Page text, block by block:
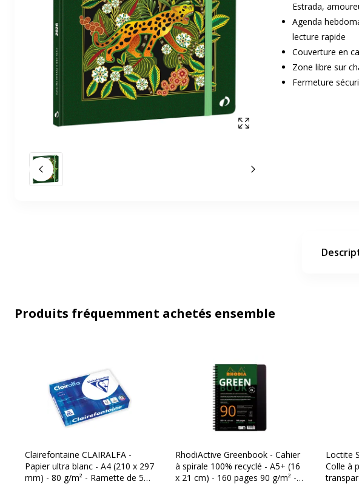
Afficher en plein écran
Slide précédent Slide suivant
Estrada,
Agenda
lecture rapide
Couverture en
Zone libre sur
Fermeture
Produits fréquemment achetés ensemble
Clairefontaine CLAIRALFA -
Papier ultra blanc - A4 (210 x 297
mm) - 80 g/m² - Ramette de 500
RhodiActive Greenbook - Cahier
à spirale 100% recyclé - A5+ (16
x 21 cm) - 160 pages 90 g/m² -
Loctite
Colle à